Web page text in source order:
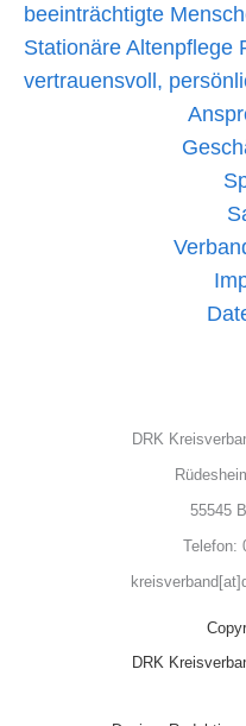
beeinträchtigte
Stationäre Altenpflege
vertrauensvoll,
DRK
55545
Telefon:
DRK